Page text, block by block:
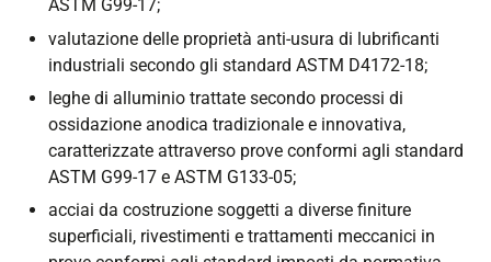
ASTM G99-17;
valutazione delle proprietà anti-usura di lubrificanti
industriali secondo gli standard ASTM D4172-18;
leghe di alluminio trattate secondo processi di
ossidazione anodica tradizionale e innovativa,
caratterizzate attraverso prove conformi agli standard
ASTM G99-17 e ASTM G133-05;
acciai da costruzione soggetti a diverse finiture
superficiali, rivestimenti e trattamenti meccanici in